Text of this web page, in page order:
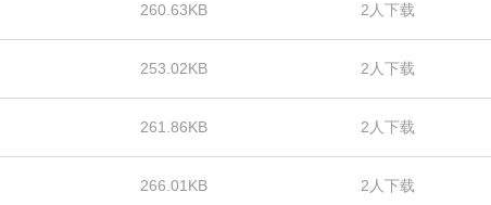
260.63KB 2人下载
253.02KB 2人下载
261.86KB 2人下载
266.01KB 2人下载